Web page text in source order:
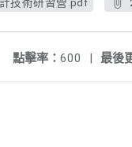
最後
點擊率： 600 |